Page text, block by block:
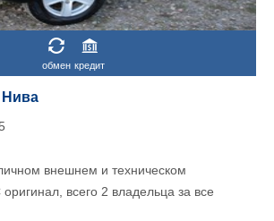
обмен кредит
Нива
внешнем и техническом
всего 2 владельца за все